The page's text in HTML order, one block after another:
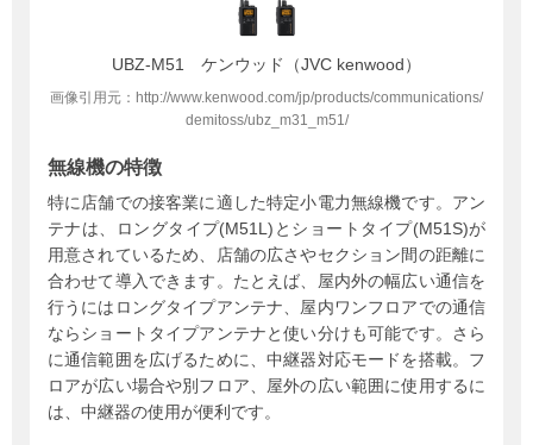
UBZ-M51 ケンウッド（JVC kenwood）
画像引用元：http://www.kenwood.com/jp/products/communications/
demitoss/ubz_m31_m51/
無線機の特徴
特に店舗での接客業に適した特定小電力無線機です。アン
テナは、ロングタイプ(M51L)とショートタイプ(M51S)が
用意されているため、店舗の広さやセクション間の距離に
合わせて導入できます。たとえば、屋内外の幅広い通信を
行うにはロングタイプアンテナ、屋内ワンフロアでの通信
ならショートタイプアンテナと使い分けも可能です。さら
に通信範囲を広げるために、中継器対応モードを搭載。フ
ロアが広い場合や別フロア、屋外の広い範囲に使用するに
は、中継器の使用が便利です。